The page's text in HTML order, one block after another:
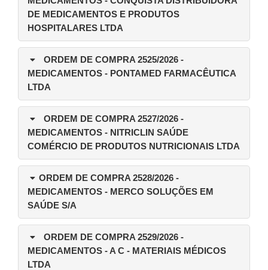
DE MEDICAMENTOS E PRODUTOS
HOSPITALARES LTDA
ORDEM DE COMPRA 2525/2026 -
MEDICAMENTOS - PONTAMED FARMACÊUTICA
LTDA
ORDEM DE COMPRA 2527/2026 -
MEDICAMENTOS - NITRICLIN SAÚDE
COMÉRCIO DE PRODUTOS NUTRICIONAIS LTDA
ORDEM DE COMPRA 2528/2026 -
MEDICAMENTOS - MERCO SOLUÇÕES EM
SAÚDE S/A
ORDEM DE COMPRA 2529/2026 -
MEDICAMENTOS - A C - MATERIAIS MÉDICOS
LTDA